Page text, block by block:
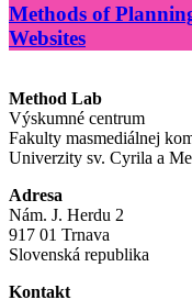
Methods of
Websites
Method Lab
Výskumné centrum
Fakulty masmediálnej
Univerzity sv. Cyrila a
Adresa
Nám. J. Herdu 2
917 01 Trnava
Slovenská republika
Kontakt